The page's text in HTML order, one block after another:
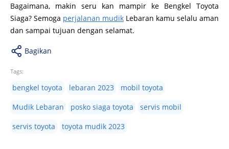
Bagaimana, makin seru kan mampir ke Bengkel Toyota
Siaga? Semoga perjalanan mudik Lebaran kamu selalu aman
dan sampai tujuan dengan selamat.
Bagikan
Tags:
bengkel toyota lebaran 2023
mobil toyota
Mudik Lebaran
posko siaga toyota
servis mobil
servis toyota
toyota mudik 2023